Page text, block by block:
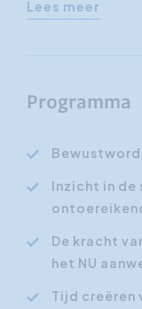
Lees meer
Programma
Inzicht in de
De kracht
het NU
Tijd creëren